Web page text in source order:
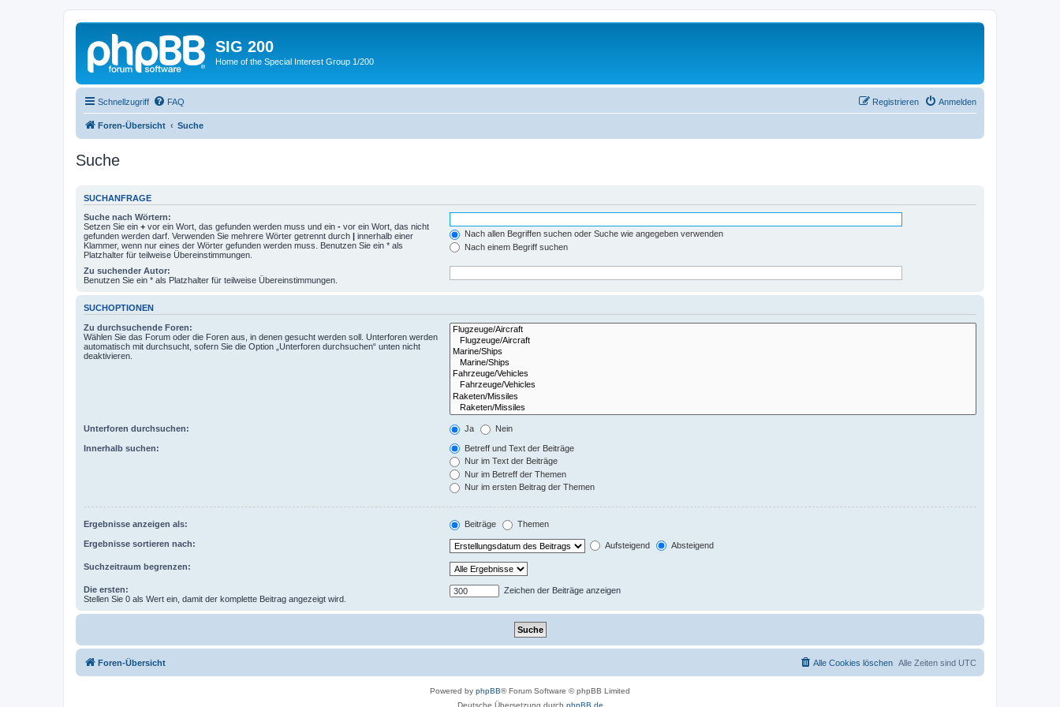
SIG 200
Home of the Special Interest Group 1/200
Schnellzugriff FAQ Anmelden
Registrieren
Foren-Übersicht Suche
Suche
SUCHANFRAGE
Suche nach Wörtern:
Setzen Sie ein + vor ein Wort, das gefunden werden muss und ein - vor ein Wort, das nicht
gefunden werden darf. Verwenden Sie mehrere Wörter getrennt durch | innerhalb einer
Klammer, wenn nur eines der Wörter gefunden werden muss. Benutzen Sie ein * als
Platzhalter für teilweise Übereinstimmungen.
Nach allen Begriffen suchen oder Suche wie angegeben verwenden
Nach einem Begriff suchen
Zu suchender Autor:
Benutzen Sie ein * als Platzhalter für teilweise Übereinstimmungen.
SUCHOPTIONEN
Zu durchsuchende Foren:
Wählen Sie das Forum oder die Foren aus, in denen gesucht werden soll. Unterforen werden
automatisch mit durchsucht, sofern Sie die Option „Unterforen durchsuchen“ unten nicht
deaktivieren.
Unterforen durchsuchen: Ja Nein
Innerhalb suchen:
Betreff und Text der Beiträge
Nur im Text der Beiträge
Nur im Betreff der Themen
Nur im ersten Beitrag der Themen
Ergebnisse anzeigen als: Beiträge Themen
Ergebnisse sortieren nach: Aufsteigend Absteigend
Suchzeitraum begrenzen:
Die ersten:
Stellen Sie 0 als Wert ein, damit der komplette Beitrag angezeigt wird.
Zeichen der Beiträge anzeigen
Foren-Übersicht Alle Zeiten sind UTC
Alle Cookies löschen
Powered by phpBB® Forum Software © phpBB Limited
Deutsche Übersetzung durch phpBB.de